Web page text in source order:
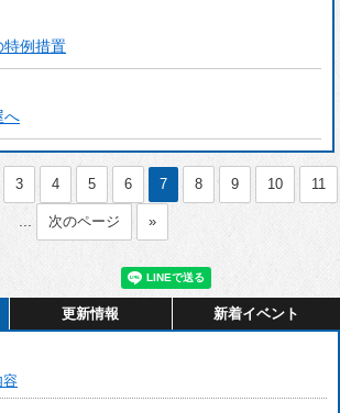
特例措置
へ
3 4 5 6 7 8 9 10 11
次のページ »
更新情報 新着イベント
容